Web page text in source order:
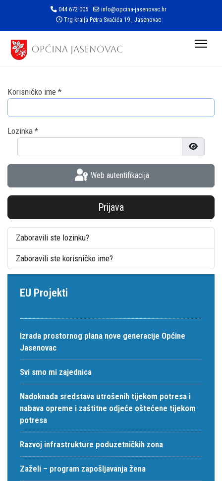
044 672 005
info@opcina-jasenovac.hr
Trg kralja Petra Svačića 19 , Jasenovac
Korisničko ime *
Lozinka *
Prikaži
Web autentifikacija
Prijava
Zaboravili ste lozinku?
Zaboravili ste korisničko ime?
EU Projekti
Izrada prostornog plana nove generacije Općine
Jasenovac
Svi smo mi zajednica
Nadoknada sredstava utrošenih tijekom potresa i
nabava opreme i zaštitne odjeće oštećene tijekom
potresa
Razvoj infrastrukture poduzetničkih zona
Zaželi – program zapošljavanja žena